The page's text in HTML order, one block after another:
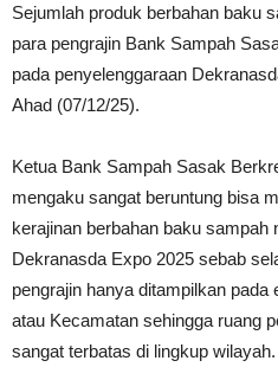
Sejumlah produk berbahan baku
para pengrajin Bank Sampah
pada penyelenggaraan
Ahad (07/12/25).
Ketua Bank Sampah Sasak
mengaku sangat beruntung bisa
kerajinan berbahan baku sampah
Dekranasda Expo 2025 sebab
pengrajin hanya ditampilkan
atau Kecamatan sehingga ruang
sangat terbatas di lingkup wilayah.